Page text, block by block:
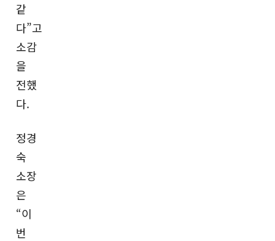
같
다”고
소감
을
전했
다.
정경
숙
소장
은
“이
번